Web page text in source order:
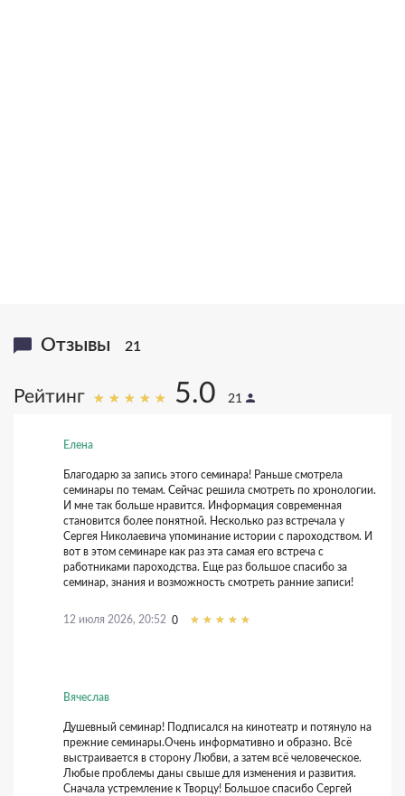
Отзывы 21
Рейтинг 5.0 21
Елена
Благодарю за запись этого семинара! Раньше смотрела
семинары по темам. Сейчас решила смотреть по хронологии.
И мне так больше нравится. Информация современная
становится более понятной. Несколько раз встречала у
Сергея Николаевича упоминание истории с пароходством. И
вот в этом семинаре как раз эта самая его встреча с
работниками пароходства. Еще раз большое спасибо за
семинар, знания и возможность смотреть ранние записи!
12 июля 2026, 20:52 0
Вячеслав
Душевный семинар! Подписался на кинотеатр и потянуло на
прежние семинары.Очень информативно и образно. Всё
выстраивается в сторону Любви, а затем всё человеческое.
Любые проблемы даны свыше для изменения и развития.
Сначала устремление к Творцу! Большое спасибо Сергей
03 декабря 2024, 13:42 +1
11 сентября 2024, 21:46 0
12 августа 2024, 01:35 0
07 июня 2024, 18:57 0
10 августа 2023, 13:16 0
30 июля 2023, 13:05 0
12 июля 2023, 00:07 0
10 июля 2023, 17:03 0
18 ноября 2021, 20:47 +1
28 июля 2021, 18:31 +2
13 марта 2021, 11:01 +4
25 октября 2020, 20:56 +4
25 октября 2020, 20:53 +4